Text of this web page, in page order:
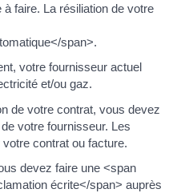
faire. La résiliation de votre
span>.
votre fournisseur actuel
et/ou gaz.
de votre contrat, vous devez
votre fournisseur. Les
contrat ou facture.
devez faire une <span
écrite</span> auprès